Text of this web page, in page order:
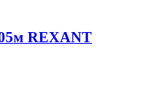
REXANT